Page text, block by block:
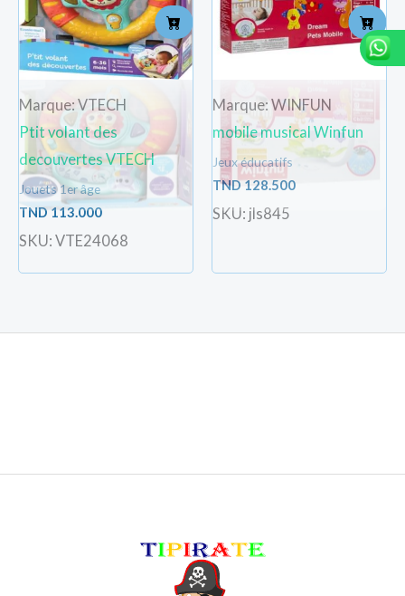
Marque: VTECH
Ptit volant des
decouvertes VTECH
Jouets 1er âge
TND113.000
SKU: VTE24068
Marque: WINFUN
mobile musical Winfun
Jeux éducatifs
TND128.500
SKU: jls845